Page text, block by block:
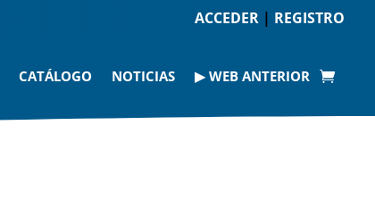
ACCEDER | REGISTRO
CATÁLOGO NOTICIAS ▶ WEB ANTERIOR